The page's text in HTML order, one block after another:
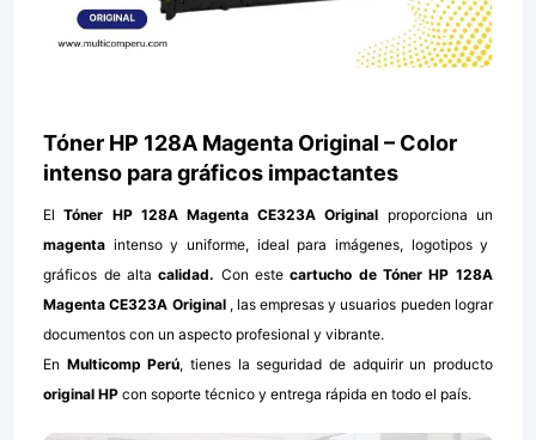
Tóner HP 128A Magenta Original – Color
intenso para gráficos impactantes
ElTóner HP 128A Magenta CE323A Original proporciona un
magenta intenso y uniforme, ideal para imágenes, logotipos y
gráficos de altacalidad. Con estecartucho deTóner HP 128A
Magenta CE323A Original, las empresas y usuarios pueden lograr
documentos con un aspecto profesional y vibrante.
En Multicomp Perú, tienes la seguridad de adquirir un producto
original HP con soporte técnico y entrega rápida en todo el país.